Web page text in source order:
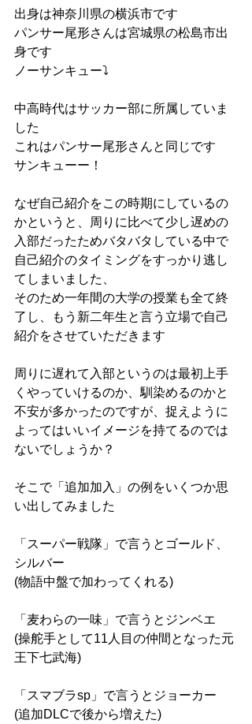
出身は神奈川県の横浜市です
パンサー尾形さんは宮城県の松島市出
身です
ノーサンキュー⤵︎
中高時代はサッカー部に所属していま
した
これはパンサー尾形さんと同じです
サンキューー！
なぜ自己紹介をこの時期にしているの
かというと、周りに比べて少し遅めの
入部だったためバタバタしている中で
自己紹介のタイミングをすっかり逃し
てしまいました、
そのため一年間の大学の授業も全て終
了し、もう新二年生と言う立場で自己
紹介をさせていただきます
周りに遅れて入部というのは最初上手
くやっていけるのか、馴染めるのかと
不安が多かったのですが、捉えように
よってはいいイメージを持てるのでは
ないでしょうか？
そこで「追加加入」の例をいくつか思
い出してみました
「スーパー戦隊」で言うとゴールド、
シルバー
(物語中盤で加わってくれる)
「麦わらの一味」で言うとジンベエ
(操舵手として11人目の仲間となった元
王下七武海)
「スマブラsp」で言うとジョーカー
(追加DLCで後から増えた)